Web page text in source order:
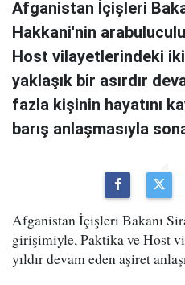
Afganistan İçişleri
Hakkani'nin
Host vilayetlerindeki
yaklaşık bir asırdır
fazla kişinin hayatını
barış anlaşmasıyla
Afganistan İçişleri Bakanı
girişimiyle, Paktika ve Host
yıldır devam eden aşiret